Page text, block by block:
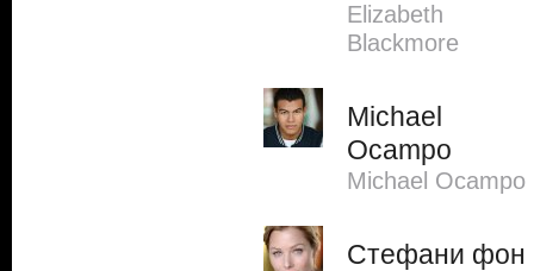
Elizabeth
Blackmore
Michael
Ocampo
Michael Ocampo
Стефани фон